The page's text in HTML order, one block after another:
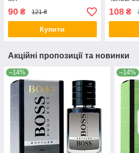
90 ₴ 121 ₴
Купити
108₴
Акційні пропозиції та новинки
–14% –14%